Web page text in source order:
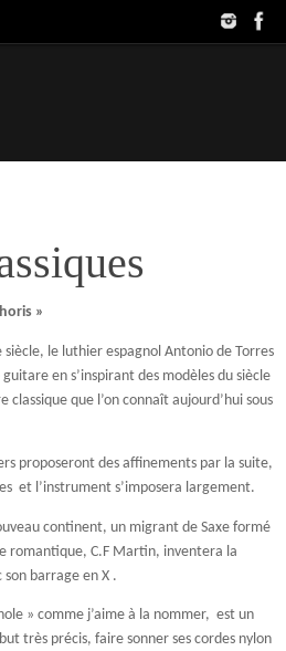
»
siècle, le luthier espagnol Antonio de Torres
en s’inspirant des modèles du siècle
que l’on connaît aujourd’hui sous
proposeront des affinements par la suite,
et l’instrument s’imposera largement.
continent, un migrant de Saxe formé
romantique, C.F Martin, inventera la
barrage en X .
» comme j’aime à la nommer, est un
très précis, faire sonner ses cordes nylon